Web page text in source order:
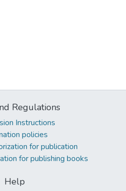
Regulations
Instructions
policies
for publication
for publishing books
Help